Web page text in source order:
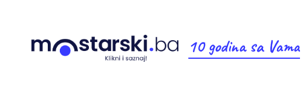
10 godina sa Vama